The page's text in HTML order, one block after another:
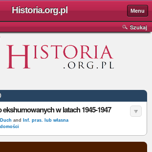
Historia.org.pl Menu
Szukaj
ekshumowanych w latach 1945-1947
and
Inf. pras. lub własna